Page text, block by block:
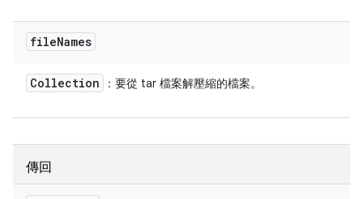
fileNames
Collection ：要從 tar 檔案解壓縮的檔案。
傳回